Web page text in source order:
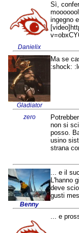
Danielix
Sì,
ingegno
Gladiator
Ma se
:shock:
zero
non si
posso.
usino
strana
Benny
... e il
L'hanno
deve
gusti
... e